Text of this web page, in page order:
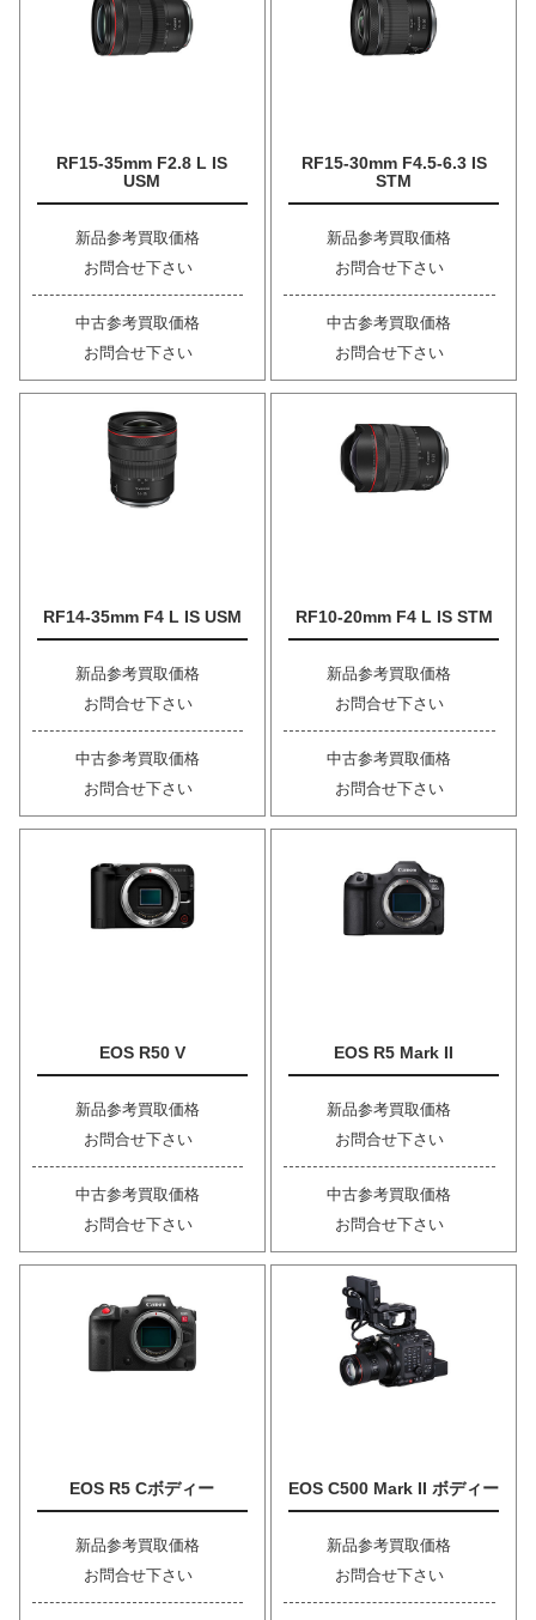
RF15-35mm F2.8 L IS
USM
新品参考買取価格
お問合せ下さい
中古参考買取価格
お問合せ下さい
RF15-30mm F4.5-6.3 IS
STM
新品参考買取価格
お問合せ下さい
中古参考買取価格
お問合せ下さい
RF14-35mm F4 L IS USM
新品参考買取価格
お問合せ下さい
中古参考買取価格
お問合せ下さい
RF10-20mm F4 L IS STM
新品参考買取価格
お問合せ下さい
中古参考買取価格
お問合せ下さい
EOS R50 V
新品参考買取価格
お問合せ下さい
中古参考買取価格
お問合せ下さい
EOS R5 Mark II
新品参考買取価格
お問合せ下さい
中古参考買取価格
お問合せ下さい
EOS R5 Cボディー
新品参考買取価格
お問合せ下さい
EOS C500 Mark II ボディー
新品参考買取価格
お問合せ下さい